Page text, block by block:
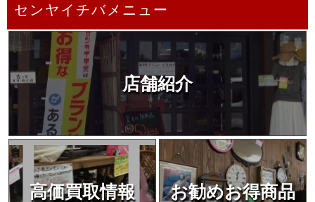
センヤイチバメニュー
店舗紹介
高価買取情報 お勧めお得商品